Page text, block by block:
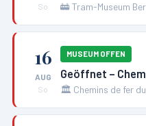
So
🚋 Tram-Museum
16
AUG
So
MUSEUM OFFEN
Geöffnet –
🏛️ Chemins de fer